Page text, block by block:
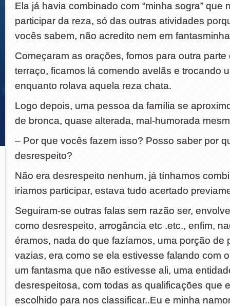
Ela já havia combinado com “minha sogra” que
participar da reza, só das outras atividades
vocês sabem, não acredito nem em
Começaram as orações, fomos para outra parte
terraço, ficamos lá comendo avelãs e trocando
enquanto rolava aquela reza chata.
Logo depois, uma pessoa da família se
de bronca, quase alterada, mal-humorada
– Por que vocês fazem isso? Posso saber por
desrespeito?
Não era desrespeito nenhum, já tínhamos
iríamos participar, estava tudo acertado
Seguiram-se outras falas sem razão ser,
como desrespeito, arrogância etc .etc., enfim,
éramos, nada do que fazíamos, uma porção de
vazias, era como se ela estivesse falando com
um fantasma que não estivesse ali, uma
desrespeitosa, com todas as qualificações que
escolhido para nos classificar..Eu e minha